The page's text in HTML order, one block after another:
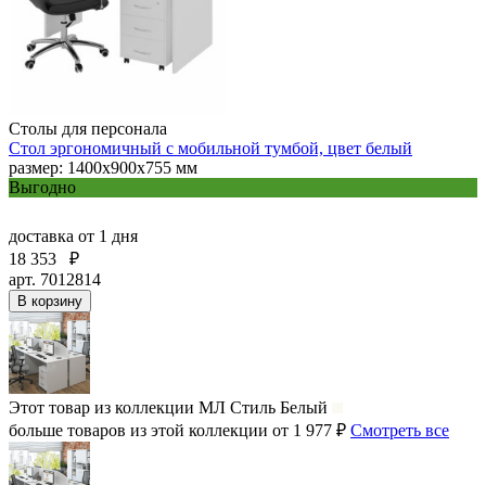
Столы для персонала
Стол эргономичный с мобильной тумбой, цвет белый
размер: 1400х900х755 мм
Выгодно
доставка от 1 дня
18 353
₽
арт. 7012814
В корзину
Этот товар из коллекции МЛ Стиль Белый
больше товаров из этой коллекции от 1 977 ₽ Смотреть все